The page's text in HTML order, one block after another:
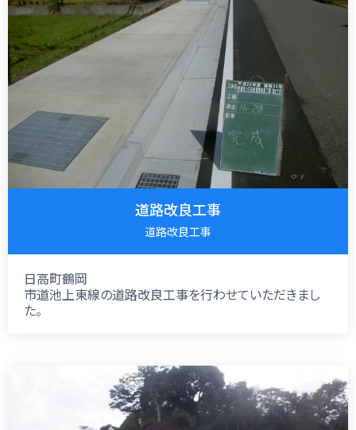
道路改良工事
道路改良工事
日高町鶴岡
市道池上東線の道路改良工事を行わせていただきまし
た。